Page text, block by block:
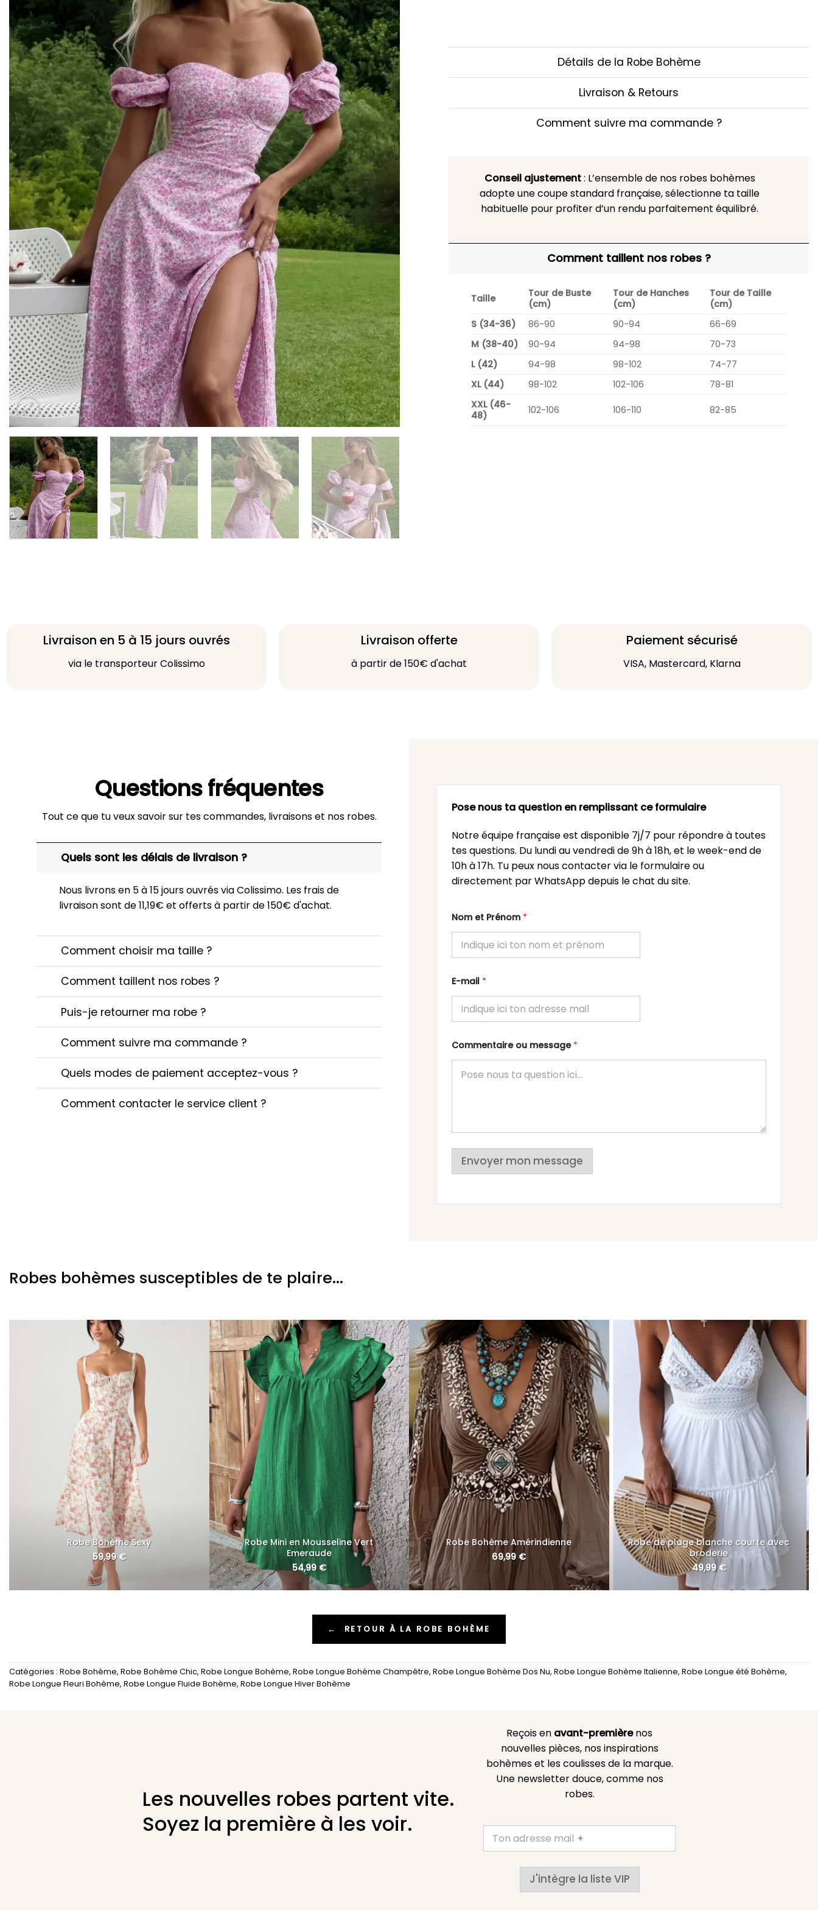
Détails de la Robe Bohème
Livraison & Retours
Comment suivre ma commande ?
Conseil ajustement: L’ensemble de nos robes bohèmes
adopte une coupe standard française, sélectionne ta taille
habituelle pour profiter d’un rendu parfaitement équilibré.
Comment taillent nos robes ?
Taille
Tour de Buste
(cm)
Tour de Hanches
(cm)
Tour de Taille
(cm)
S (34-36)
86-90 90-94
66-69
M (38-40)
90-94 94-98
70-73
L (42)
94-98 98-102
74-77
XL (44)
98-102 102-106
78-81
XXL (46-
48)
102-106 106-110 82-85
Livraison en 5 à 15 jours ouvrés
via le transporteur Colissimo
Livraison offerte
à partir de 150€ d'achat
Paiement sécurisé
VISA, Mastercard, Klarna
Questions fréquentes
Tout ce que tu veux savoir sur tes commandes, livraisons et nos robes.
Quels sont les délais de livraison ?
Nous livrons en 5 à 15 jours ouvrés via Colissimo. Les frais de
livraison sont de 11,19€ et offerts à partir de 150€ d'achat.
Comment choisir ma taille ?
Comment taillent nos robes ?
Puis-je retourner ma robe ?
Comment suivre ma commande ?
Quels modes de paiement acceptez-vous ?
Comment contacter le service client ?
Pose nous ta question en remplissant ce formulaire
Notre équipe française est disponible 7j/7 pour répondre à toutes
tes questions. Du lundi au vendredi de 9h à 18h, et le week-end de
10h à 17h. Tu peux nous contacter via le formulaire ou
directement par WhatsApp depuis le chat du site.
Nom et Prénom *
E-mail *
Commentaire ou message *
Envoyer mon message
Robes bohèmes susceptibles de te plaire...
Robe Bohème Sexy
59,99 €
Robe Mini en Mousseline Vert
Emeraude
54,99 €
Robe Bohème Amérindienne
69,99 €
Robe de plage blanche courte avec
broderie
49,99€
← RETOUR À LA ROBE BOHÈME
Catégories : Robe Bohème, Robe Bohème Chic, Robe Longue Bohème, Robe Longue Bohème Champêtre, Robe Longue Bohème Dos Nu, Robe Longue Bohème Italienne, Robe Longue été Bohème,
Robe Longue Fleuri Bohème, Robe Longue Fluide Bohème, Robe Longue Hiver Bohème
Les nouvelles robes partent vite.
Soyez la première à les voir.
Reçois en avant-premièrenos
nouvelles pièces, nos inspirations
bohèmes et les coulisses de la marque.
Une newsletter douce, comme nos
robes.
J'intègre la liste VIP